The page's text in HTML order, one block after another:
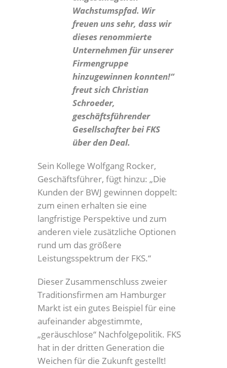
Wachstumspfad. Wir
freuen uns sehr, dass wir
dieses renommierte
Unternehmen für unserer
Firmengruppe
hinzugewinnen konnten!“
freut sich Christian
Schroeder,
geschäftsführender
Gesellschafter bei FKS
über den Deal.
Sein Kollege Wolfgang Rocker,
Geschäftsführer, fügt hinzu: „Die
Kunden der BWJ gewinnen doppelt:
zum einen erhalten sie eine
langfristige Perspektive und zum
anderen viele zusätzliche Optionen
rund um das größere
Leistungsspektrum der FKS.“
Dieser Zusammenschluss zweier
Traditionsfirmen am Hamburger
Markt ist ein gutes Beispiel für eine
aufeinander abgestimmte,
„geräuschlose“ Nachfolgepolitik. FKS
hat in der dritten Generation die
Weichen für die Zukunft gestellt!